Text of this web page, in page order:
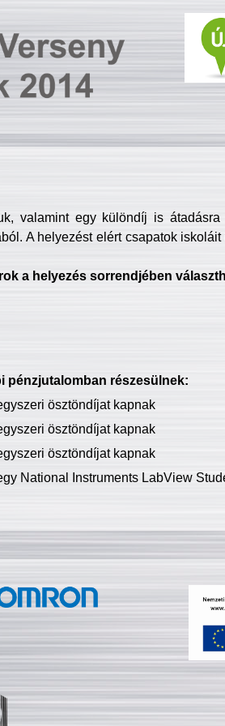
valamint egy különdíj is
A helyezést elért csapatok
a helyezés sorrendjében
pénzjutalomban részesülnek:
ösztöndíjat kapnak
ösztöndíjat kapnak
ösztöndíjat kapnak
National Instruments LabView